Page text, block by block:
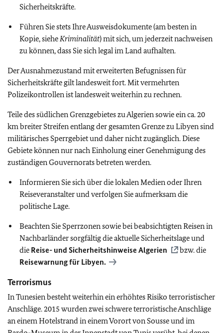
Sicherheitskräfte.
Führen Sie stets Ihre Ausweisdokumente (am besten in
Kopie, sieheKriminalität) mit sich, um jederzeit nachweisen
zu können, dass Sie sich legal im Land aufhalten.
Der Ausnahmezustand mit erweiterten Befugnissen für
Sicherheitskräfte gilt landesweit fort. Mit vermehrten
Polizeikontrollen ist landesweit weiterhin zu rechnen.
Teile des südlichen Grenzgebietes zu Algerien sowie ein ca. 20
km breiter Streifen entlang der gesamten Grenze zu Libyen sind
militärisches Sperrgebiet und daher nicht zugänglich. Diese
Gebiete können nur nach Einholung einer Genehmigung des
zuständigen Gouvernorats betreten werden.
Informieren Sie sich über die lokalen Medien oder Ihren
Reiseveranstalter und verfolgen Sie aufmerksam die
politische Lage.
Beachten Sie Sperrzonen sowie bei beabsichtigten Reisen in
Nachbarländer sorgfältig die aktuelle Sicherheitslage und
die Reise- und Sicherheitshinweise Algerien
bzw. die
Reisewarnung für Libyen.
Terrorismus
In Tunesien besteht weiterhin ein erhöhtes Risiko terroristischer
Anschläge. 2015 wurden zwei schwere terroristische Anschläge
an einem Hotelstrand in einem Vorort von Sousse und im